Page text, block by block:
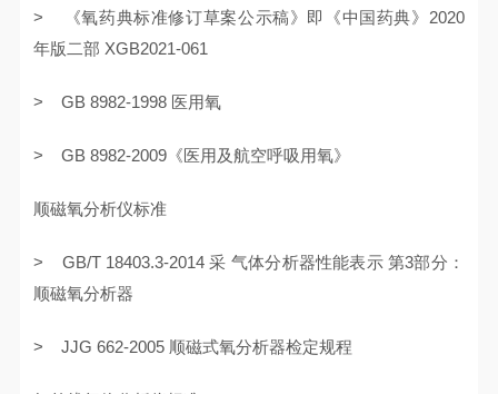
> 《氧药典标准修订草案公示稿》即《中国药典》2020
年版二部 XGB2021-061
> GB 8982-1998 医用氧
> GB 8982-2009《医用及航空呼吸用氧》
顺磁氧分析仪标准
> GB/T 18403.3-2014 采 气体分析器性能表示 第3部分：
顺磁氧分析器
> JJG 662-2005 顺磁式氧分析器检定规程